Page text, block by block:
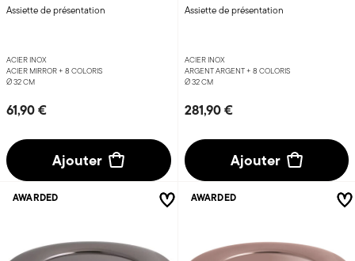
Assiette de présentation
ACIER INOX
ACIER MIRROR + 8 COLORIS
Ø 32 CM
61,90 €
Ajouter
Assiette de présentation
ACIER INOX
ARGENT ARGENT + 8 COLORIS
Ø 32 CM
281,90 €
Ajouter
AWARDED AWARDED